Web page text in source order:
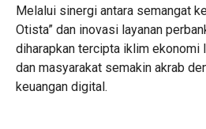
Melalui sinergi antara semangat
Otista” dan inovasi layanan
diharapkan tercipta iklim ekonomi
dan masyarakat semakin akrab
keuangan digital.